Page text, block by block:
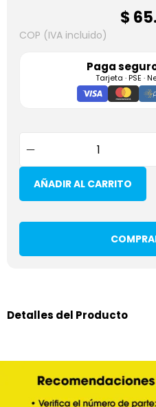
$
COP (IVA incluido)
Paga
Tarjeta · PSE ·
AÑADIR AL CARRITO
Detalles del Producto